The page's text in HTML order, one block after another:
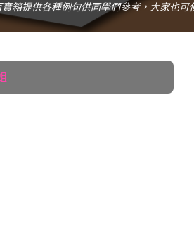
箱提供各種例句供同學們參考，大家也可